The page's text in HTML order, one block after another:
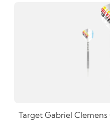
Target Gabriel